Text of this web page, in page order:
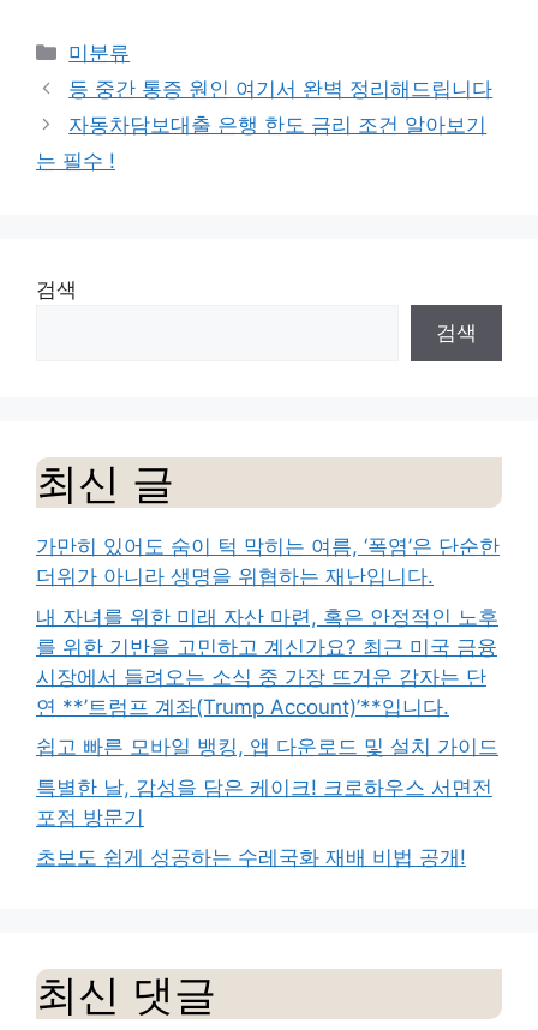
Categories
미분류
등 중간 통증 원인 여기서 완벽 정리해드립니다
자동차담보대출 은행 한도 금리 조건 알아보기
는 필수 !
검색
검색
최신 글
가만히 있어도 숨이 턱 막히는 여름, ‘폭염’은 단순한
더위가 아니라 생명을 위협하는 재난입니다.
내 자녀를 위한 미래 자산 마련, 혹은 안정적인 노후
를 위한 기반을 고민하고 계신가요? 최근 미국 금융
시장에서 들려오는 소식 중 가장 뜨거운 감자는 단
연 **’트럼프 계좌(Trump Account)’**입니다.
쉽고 빠른 모바일 뱅킹, 앱 다운로드 및 설치 가이드
특별한 날, 감성을 담은 케이크! 크로하우스 서면전
포점 방문기
초보도 쉽게 성공하는 수레국화 재배 비법 공개!
최신 댓글